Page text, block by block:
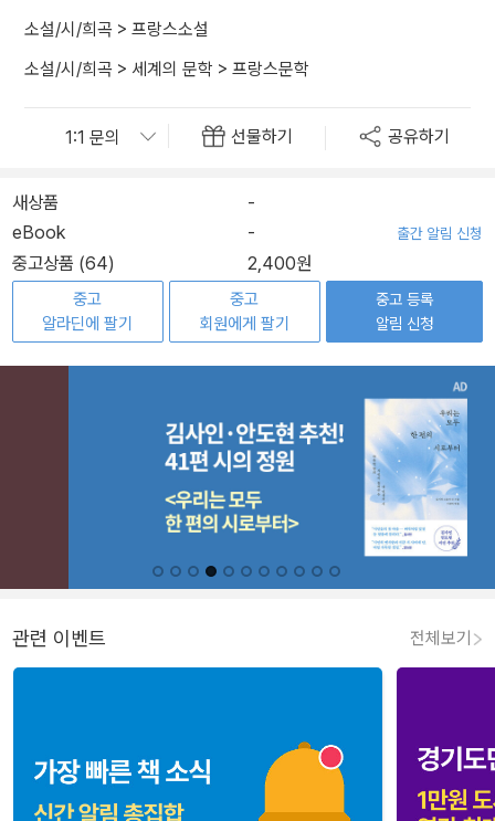
소설/시/희곡 > 프랑스소설
소설/시/희곡 > 세계의 문학 > 프랑스문학
선물하기 공유하기
새상품
-
eBook
- 출간 알림 신청
중고상품 (64) 2,400원
중고
알라딘에 팔기
중고
회원에게 팔기
중고 등록
알림 신청
관련 이벤트 전체보기